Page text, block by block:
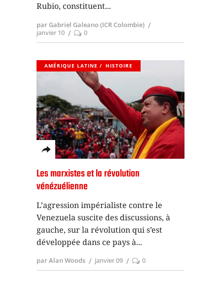
Rubio, constituent
par Gabriel Galeano (ICR Colombie)
janvier 10
0
AMÉRIQUE LATINE HISTOIRE
Les marxistes et la révolution
vénézuélienne
L’agression impérialiste contre le
Venezuela suscite des discussions, à
gauche, sur la révolution qui s’est
développée dans ce pays à
par Alan Woods janvier 09 0